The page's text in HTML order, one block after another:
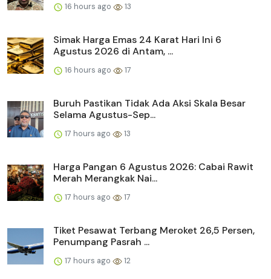
16 hours ago 13
Simak Harga Emas 24 Karat Hari Ini 6
Agustus 2026 di Antam, ...
16 hours ago 17
Buruh Pastikan Tidak Ada Aksi Skala Besar
Selama Agustus-Sep...
17 hours ago 13
Harga Pangan 6 Agustus 2026: Cabai Rawit
Merah Merangkak Nai...
17 hours ago 17
Tiket Pesawat Terbang Meroket 26,5 Persen,
Penumpang Pasrah ...
17 hours ago 12